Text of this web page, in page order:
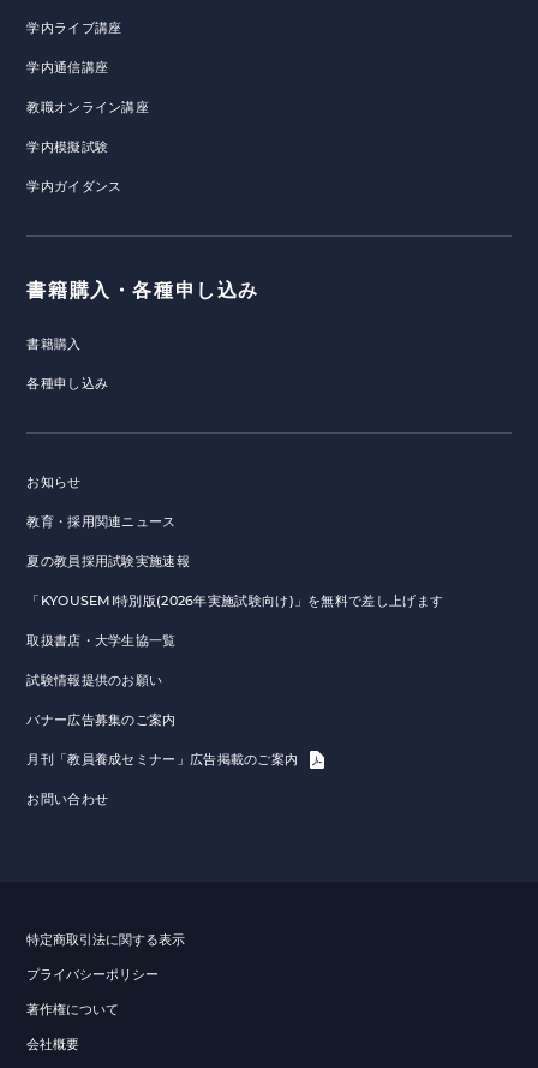
学内ライブ講座
学内通信講座
教職オンライン講座
学内模擬試験
学内ガイダンス
書籍購入・各種申し込み
書籍購入
各種申し込み
お知らせ
教育・採用関連ニュース
夏の教員採用試験実施速報
「KYOUSEMI特別版(2026年実施試験向け)」を無料で差し上げます
取扱書店・大学生協一覧
試験情報提供のお願い
バナー広告募集のご案内
月刊「教員養成セミナー」広告掲載のご案内
お問い合わせ
特定商取引法に関する表示
プライバシーポリシー
著作権について
会社概要